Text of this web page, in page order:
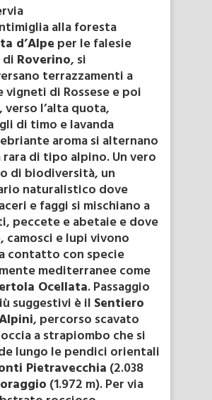
alla foresta
d’Alpe per le falesie
Roverino, si
terrazzamenti a
vigneti di Rossese e poi
verso l’alta quota,
di timo e lavanda
aroma si alternano
rara di tipo alpino. Un vero
di biodiversità, un
naturalistico dove
e faggi si mischiano a
peccete e abetaie e dove
camosci e lupi vivono
contatto con specie
mediterranee come
Ocellata. Passaggio
suggestivi è il Sentiero
, percorso scavato
a strapiombo che si
lungo le pendici orientali
Pietravecchia (2.038
(1.972 m). Per via